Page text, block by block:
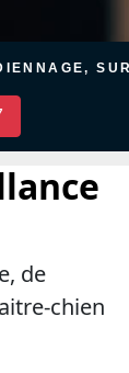
de
chien